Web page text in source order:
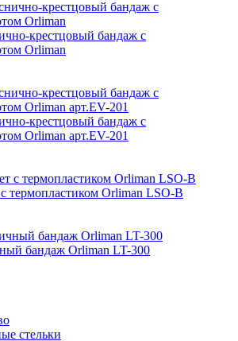
крестцовый бандаж с
Orliman
крестцовый бандаж с
Orliman арт.EV-201
термопластиком Orliman LSO-B
бандаж Orliman LT-300
стельки